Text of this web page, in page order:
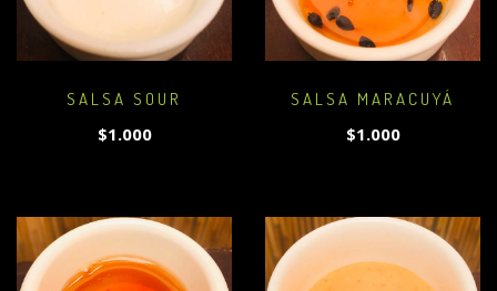
SALSA SOUR
$1.000
SALSA MARACUYÁ
$1.000